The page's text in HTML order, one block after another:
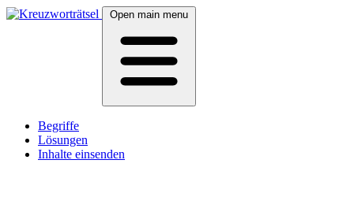
Open main menu
Begriffe
Lösungen
Inhalte einsenden